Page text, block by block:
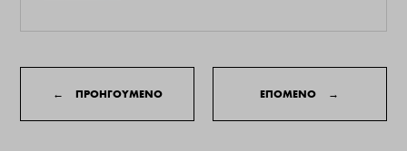
← ΠΡΟΗΓΟΥΜΕΝΟ ΕΠΟΜΕΝΟ →